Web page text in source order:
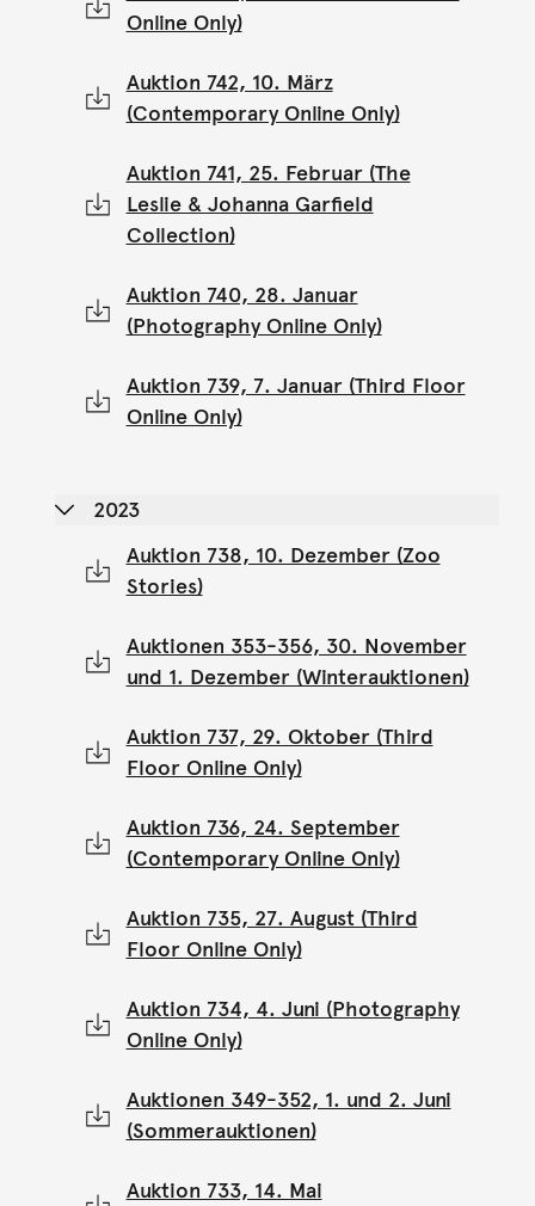
Online Only)
Auktion 742, 10. März
(Contemporary Online Only)
Auktion 741, 25. Februar (The
Leslie & Johanna Garfield
Collection)
Auktion 740, 28. Januar
(Photography Online Only)
Auktion 739, 7. Januar (Third Floor
Online Only)
2023
Auktion 738, 10. Dezember (Zoo
Stories)
Auktionen 353-356, 30. November
und 1. Dezember (Winterauktionen)
Auktion 737, 29. Oktober (Third
Floor Online Only)
Auktion 736, 24. September
(Contemporary Online Only)
Auktion 735, 27. August (Third
Floor Online Only)
Auktion 734, 4. Juni (Photography
Online Only)
Auktionen 349-352, 1. und 2. Juni
(Sommerauktionen)
Auktion 733, 14. Mai